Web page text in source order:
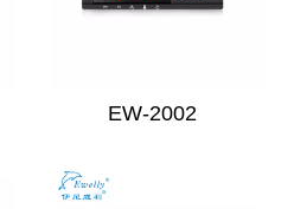
EW-2002